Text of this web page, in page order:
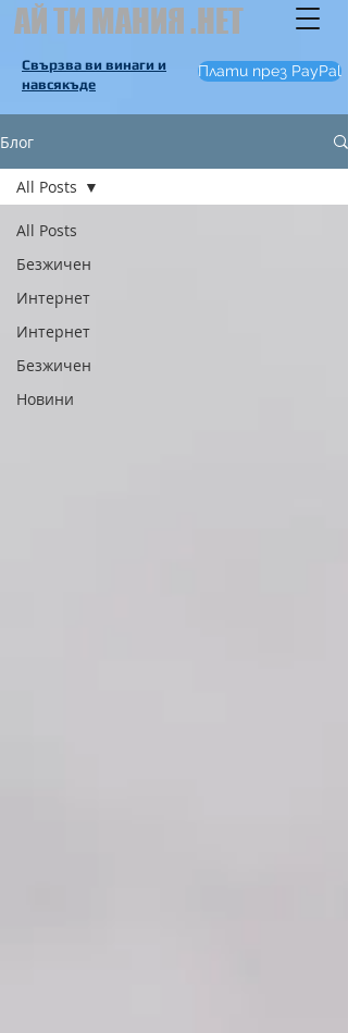
АЙ ТИ МАНИЯ .НЕТ
Свързва ви винаги и
навсякъде
Плати през PayPal
Блог
All Posts
Безжичен
Интернет
Интернет
Безжичен
Новини
All Posts